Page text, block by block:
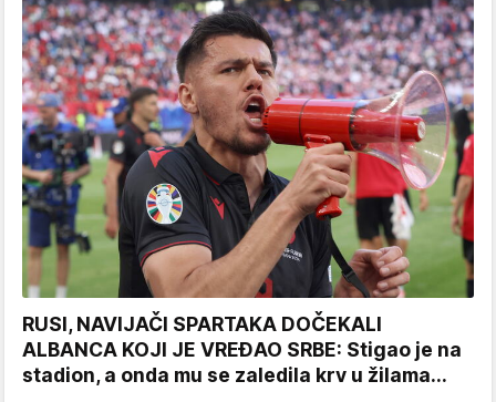
RUSI, NAVIJAČI SPARTAKA DOČEKALI
ALBANCA KOJI JE VREĐAO SRBE: Stigao je na
stadion, a onda mu se zaledila krv u žilama...